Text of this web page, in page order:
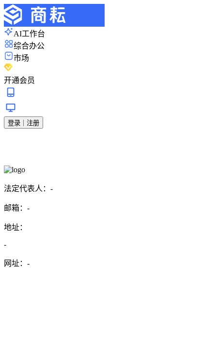
AI工作台
综合办公
市场
开通会员
登录｜注册
法定代表人： -
邮箱： -
地址：
-
网址： -